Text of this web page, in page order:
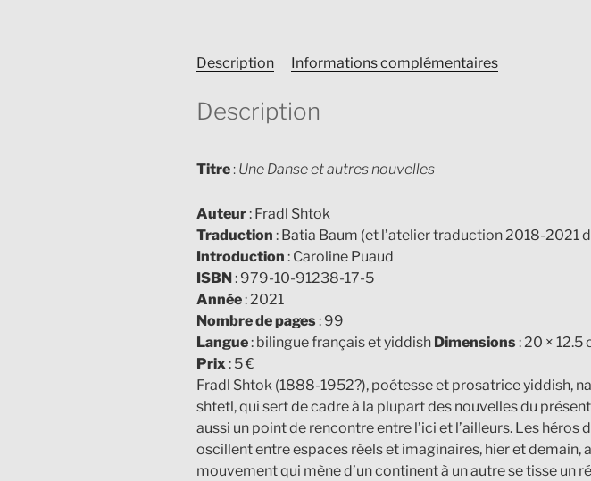
Description Informations complémentaires
Description
Titre : Une Danse et autres nouvelles
Auteur: Fradl Shtok
Traduction : Batia Baum (et l’atelier traduction 2018-2021
Introduction : Caroline Puaud
ISBN : 979-10-91238-17-5
Année: 2021
Nombre de pages: 99
Langue: bilingue français et yiddish Dimensions: 20 × 12.5
Prix: 5 €
Fradl Shtok (1888-1952?), poétesse et prosatrice yiddish,
shtetl, qui sert de cadre à la plupart des nouvelles du
aussi un point de rencontre entre l’ici et l’ailleurs. Les
oscillent entre espaces réels et imaginaires, hier et
mouvement qui mène d’un continent à un autre se tisse un